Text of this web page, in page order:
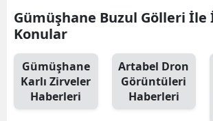
Kars
Kayseri
Kırklareli
Gümüşhane Buzul Gölleri
Konular
Gümüşhane
Karlı Zirveler
Haberleri
Artabel Dron
Görüntüleri
Haberleri